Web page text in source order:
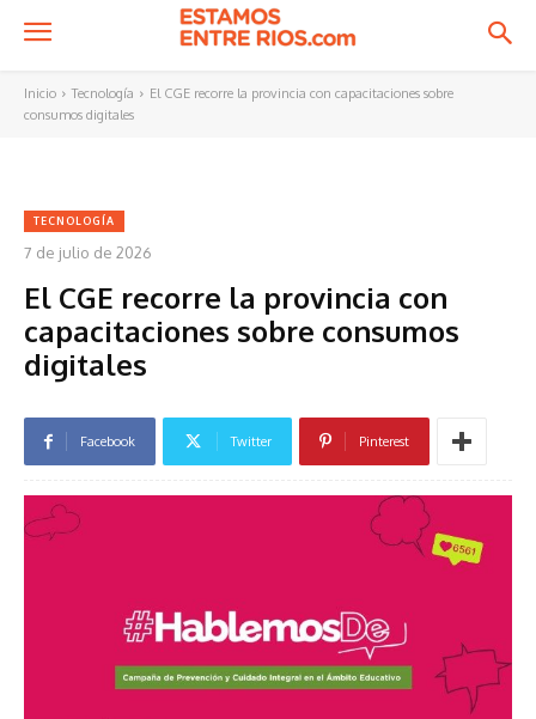
Inicio Tecnología
El CGE recorre la provincia con capacitaciones sobre
consumos digitales
TECNOLOGÍA
7 de julio de 2026
El CGE recorre la provincia con
capacitaciones sobre consumos
digitales
Facebook Twitter Pinterest